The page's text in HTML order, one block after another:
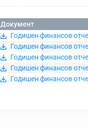
Документ
Годишен финансов
Годишен финансов
Годишен финансов
Годишен финансов
Годишен финансов